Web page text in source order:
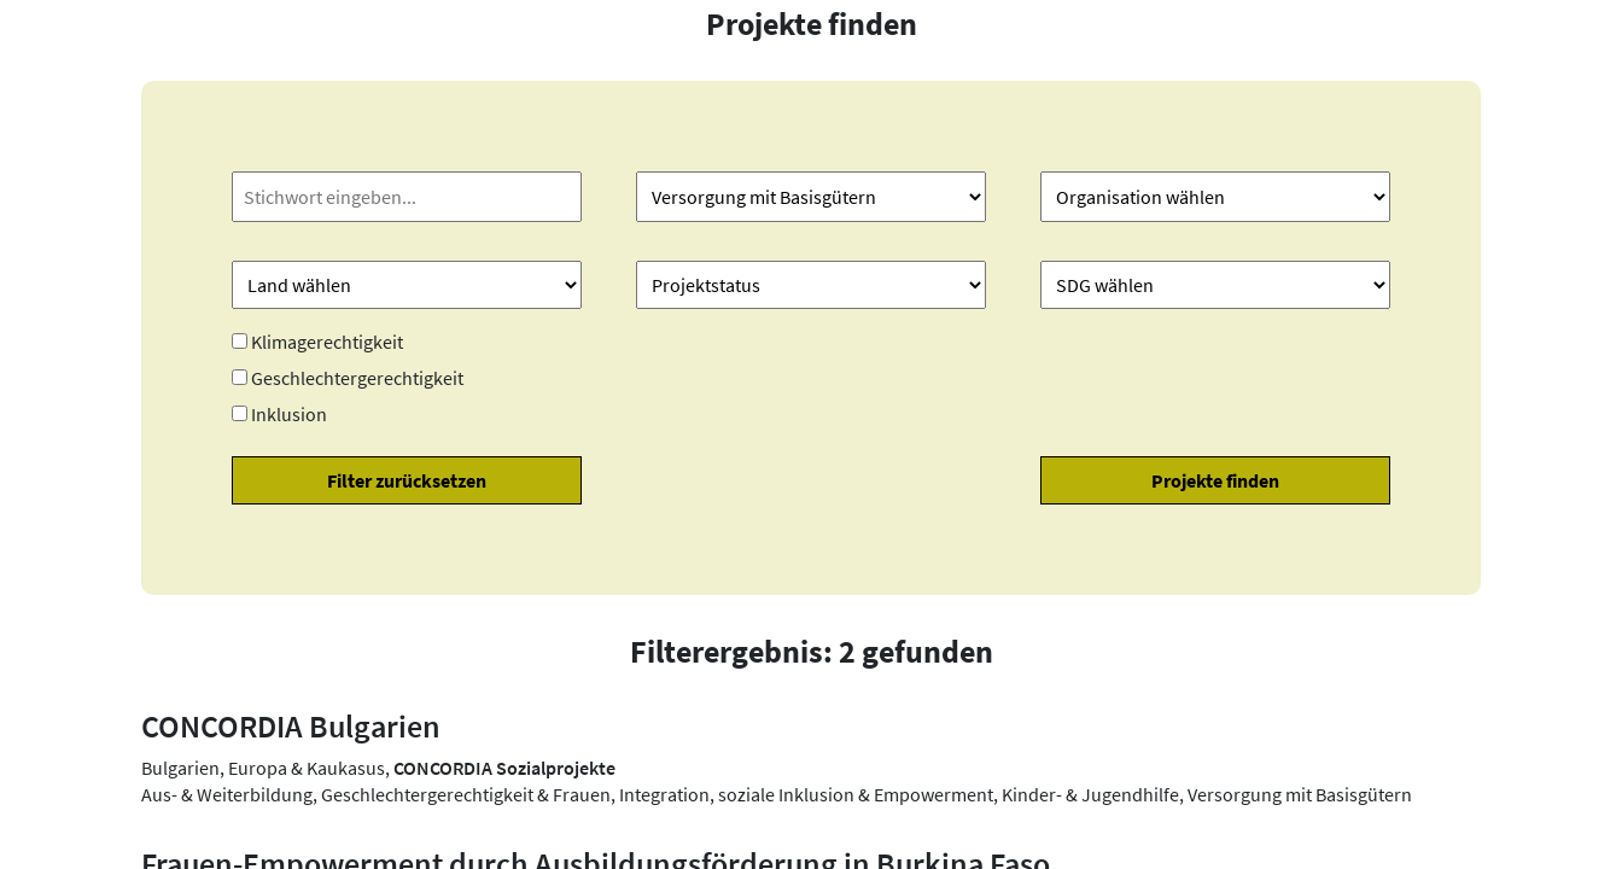
Projekte finden
Klimagerechtigkeit
Geschlechtergerechtigkeit
Inklusion
Filterergebnis: 2 gefunden
CONCORDIA Bulgarien
Bulgarien, Europa & Kaukasus,CONCORDIA Sozialprojekte
Aus- & Weiterbildung, Geschlechtergerechtigkeit & Frauen, Integration, soziale Inklusion & Empowerment, Kinder- & Jugendhilfe, Versorgung mit Basisgütern